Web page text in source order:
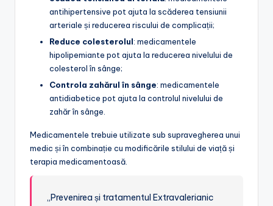
antihipertensive pot ajuta la scăderea tensiunii
arteriale și reducerea riscului de complicații;
Reduce colesterolul: medicamentele
hipolipemiante pot ajuta la reducerea nivelului de
colesterol în sânge;
Controla zahărul în sânge: medicamentele
antidiabetice pot ajuta la controlul nivelului de
zahăr în sânge.
Medicamentele trebuie utilizate sub supravegherea unui
medic și în combinație cu modificările stilului de viață și
terapia medicamentoasă.
„Prevenirea și tratamentul Extravalerianic